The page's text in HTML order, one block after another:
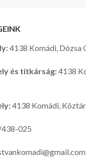
4138 Komádi, Dózsa
és titkárság:4138
4138 Komádi,
025